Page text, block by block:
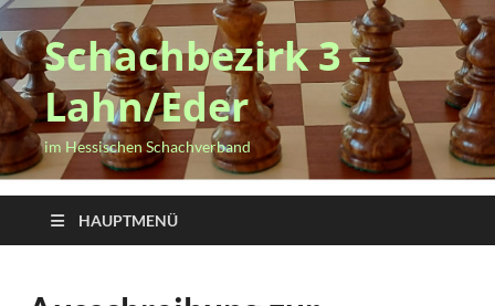
Schachbezirk 3 –
Lahn/Eder
im Hessischen Schachverband
HAUPTMENÜ